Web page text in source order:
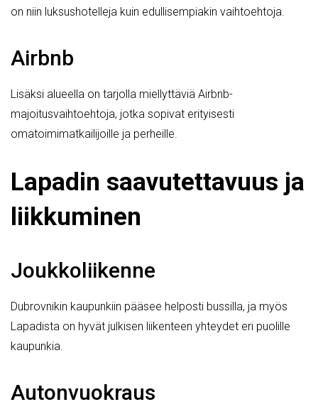
on niin luksushotelleja kuin edullisempiakin vaihtoehtoja.
Airbnb
Lisäksi alueella on tarjolla miellyttäviä Airbnb-
majoitusvaihtoehtoja, jotka sopivat erityisesti
omatoimimatkailijoille ja perheille.
Lapadin saavutettavuus ja
liikkuminen
Joukkoliikenne
Dubrovnikin kaupunkiin pääsee helposti bussilla, ja myös
Lapadista on hyvät julkisen liikenteen yhteydet eri puolille
kaupunkia.
Autonvuokraus